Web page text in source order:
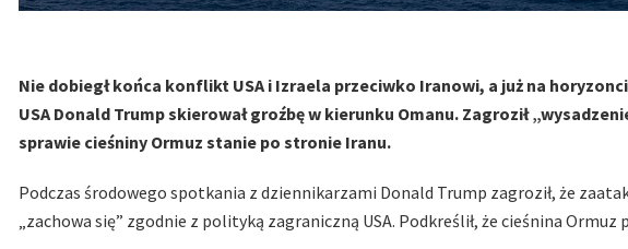
Nie dobiegł końca konflikt USA i Izraela przeciwko Iranowi, a już na
USA Donald Trump skierował groźbę w kierunku Omanu. Zagroził
sprawie cieśniny Ormuz stanie po stronie Iranu.
Podczas środowego spotkania z dziennikarzami Donald Trump zagroził, że
„zachowa się” zgodnie z polityką zagraniczną USA. Podkreślił, że cieśnina